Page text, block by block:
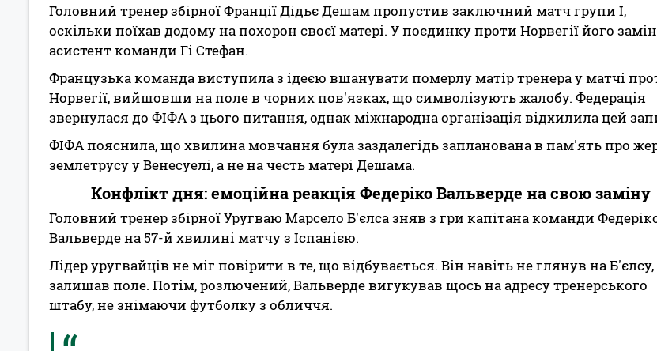
Головний тренер збірної Франції Дідьє Дешам пропустив заключний матч групи I,
оскільки поїхав додому на похорон своєї матері. У поєдинку проти Норвегії його
асистент команди Гі Стефан.
Французька команда виступила з ідеєю вшанувати померлу матір тренера у матчі
Норвегії, вийшовши на поле в чорних пов'язках, що символізують жалобу. Федерація
звернулася до ФІФА з цього питання, однак міжнародна організація відхилила цей
ФІФА пояснила, що хвилина мовчання була заздалегідь запланована в пам'ять про
землетрусу у Венесуелі, а не на честь матері Дешама.
Конфлікт дня: емоційна реакція Федеріко Вальверде на свою заміну
Головний тренер збірної Уругваю Марсело Б'єлса зняв з гри капітана команди
Вальверде на 57-й хвилині матчу з Іспанією.
Лідер уругвайців не міг повірити в те, що відбувається. Він навіть не глянув на
залишав поле. Потім, розлючений, Вальверде вигукував щось на адресу тренерського
штабу, не знімаючи футболку з обличчя.